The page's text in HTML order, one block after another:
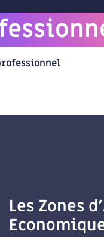
Les Zones